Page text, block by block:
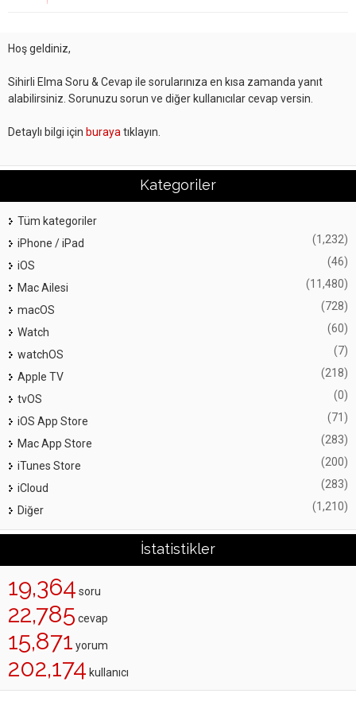
Hoş geldiniz,
Sihirli Elma Soru & Cevap ile sorularınıza en kısa zamanda yanıt
alabilirsiniz. Sorunuzu sorun ve diğer kullanıcılar cevap versin.
Detaylı bilgi için buraya tıklayın.
Kategoriler
Tüm kategoriler
iPhone / iPad
(1,232)
iOS (46)
Mac Ailesi (11,480)
macOS (728)
Watch (60)
watchOS (7)
Apple TV (218)
tvOS (0)
iOS App Store (71)
Mac App Store (283)
iTunes Store (200)
iCloud (283)
Diğer (1,210)
İstatistikler
19,364 soru
22,785 cevap
15,871 yorum
202,174 kullanıcı